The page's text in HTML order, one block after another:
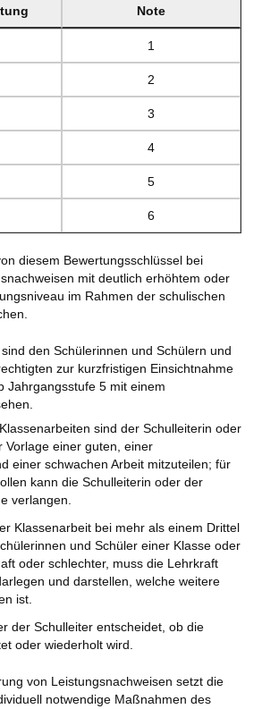
Note
1
2
3
4
5
6
diesem Bewertungsschlüssel bei
mit deutlich erhöhtem oder
im Rahmen der schulischen
den Schülerinnen und Schülern und
zur kurzfristigen Einsichtnahme
Jahrgangsstufe 5 mit einem
sind der Schulleiterin oder
Vorlage einer guten, einer
einer schwachen Arbeit mitzuteilen; für
kann die Schulleiterin oder der
verlangen.
Klassenarbeit bei mehr als einem Drittel
und Schüler einer Klasse oder
oder schlechter, muss die Lehrkraft
und darstellen, welche weitere
ist.
der Schulleiter entscheidet, ob die
oder wiederholt wird.
von Leistungsnachweisen setzt die
notwendige Maßnahmen des